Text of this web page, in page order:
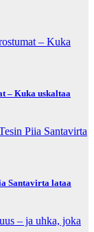
– Kuka uskaltaa
Santavirta lataa